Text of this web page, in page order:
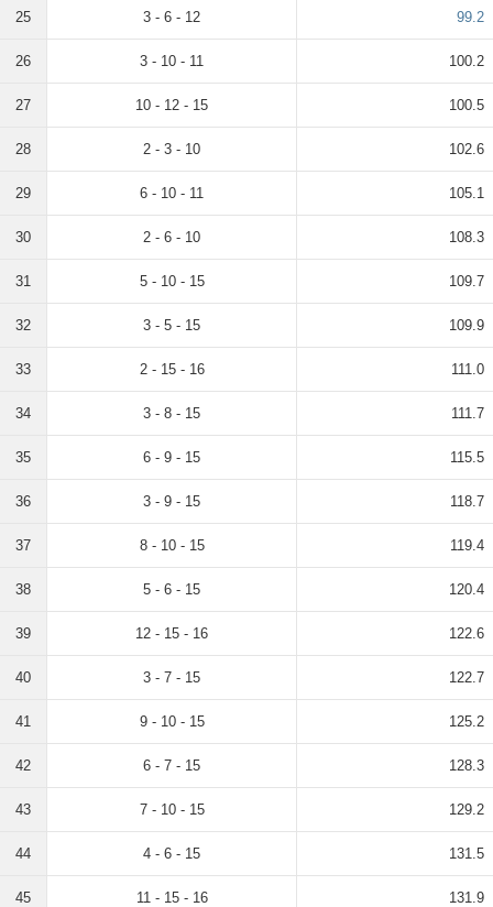
25 3 - 6 - 12 99.2
26 3 - 10 - 11 100.2
27 10 - 12 - 15 100.5
28 2 - 3 - 10 102.6
29 6 - 10 - 11 105.1
30 2 - 6 - 10 108.3
31 5 - 10 - 15 109.7
32 3 - 5 - 15 109.9
33 2 - 15 - 16 111.0
34 3 - 8 - 15 111.7
35 6 - 9 - 15 115.5
36 3 - 9 - 15 118.7
37 8 - 10 - 15 119.4
38 5 - 6 - 15 120.4
39 12 - 15 - 16 122.6
40 3 - 7 - 15 122.7
41 9 - 10 - 15 125.2
42 6 - 7 - 15 128.3
43 7 - 10 - 15 129.2
44 4 - 6 - 15 131.5
45 11 - 15 - 16 131.9